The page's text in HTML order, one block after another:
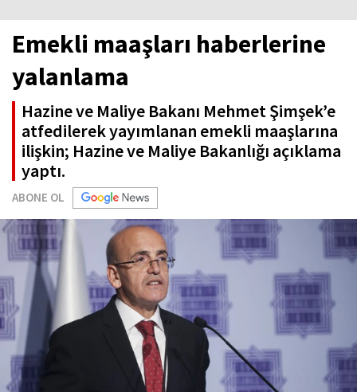
Emekli maaşları haberlerine
yalanlama
Hazine ve Maliye Bakanı Mehmet Şimşek’e
atfedilerek yayımlanan emekli maaşlarına
ilişkin; Hazine ve Maliye Bakanlığı açıklama
yaptı.
ABONE OL